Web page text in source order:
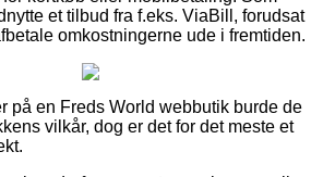
et tilbud fra f.eks. ViaBill, forudsat
omkostningerne ude i fremtiden.
på en Freds World webbutik burde de
vilkår, dog er det for det meste et